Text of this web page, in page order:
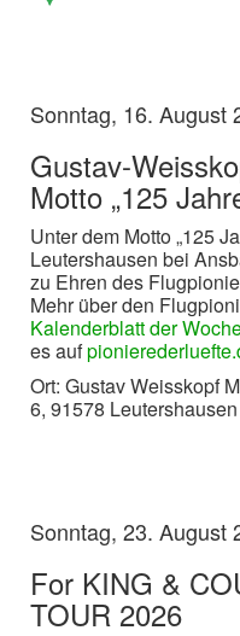
Sonntag, 16. August
Gustav-
Motto „125
Unter dem Motto „125
Leutershausen bei
zu Ehren des
Mehr über den
Kalenderblatt der
es auf
Ort: Gustav Weisskopf
6, 91578 Leutershausen
Sonntag, 23. August
For KING &
TOUR 2026